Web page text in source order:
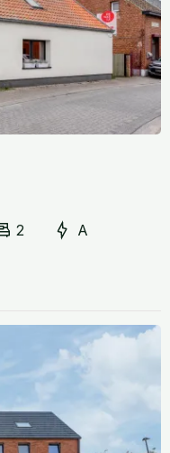
2
A